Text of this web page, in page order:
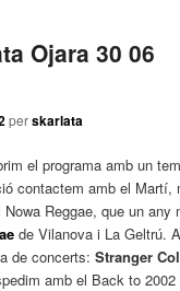
Ojara 30 06
perskarlata
el programa amb un
contactem amb el Martí,
Reggae, que un any
de Vilanova i La Geltrú.
de concerts:Stranger
amb el Back to 2002